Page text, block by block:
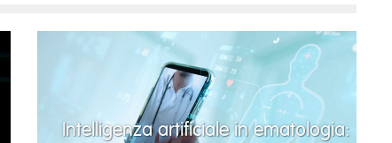
Intelligenza artificiale in ematologia: